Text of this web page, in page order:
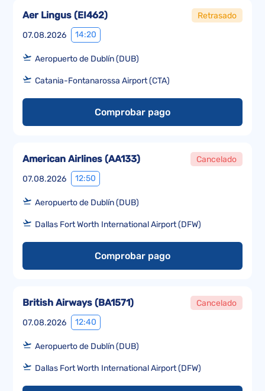
07.08.2026 14:20
Aer Lingus (EI462) Retrasado
Aeropuerto de Dublín (DUB)
Catania-Fontanarossa Airport (CTA)
Comprobar pago
07.08.2026 12:50
American Airlines (AA133) Cancelado
Aeropuerto de Dublín (DUB)
Dallas Fort Worth International Airport (DFW)
Comprobar pago
07.08.2026 12:40
British Airways (BA1571) Cancelado
Aeropuerto de Dublín (DUB)
Dallas Fort Worth International Airport (DFW)